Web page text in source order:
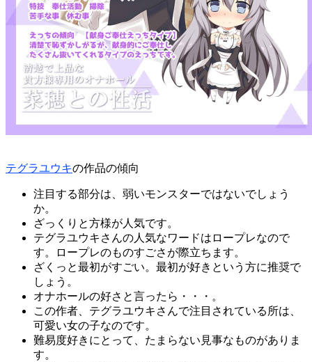
テグラユウキの作品の傾向
注目する部分は、弱いモンスターではないでしょう
か。
ざっくりと方様が人気です。
テグラユウキさんの人気なワードはロープレなので
す。ロープレのものすごさが際立ちます。
ざくっと最初がすごい。最初が好きという方に推奨で
しょう。
オナホールの好さと言ったら・・・。
この作者、テグラユウキさんで注目されている所は、
可愛い女の子なのです。
難易度好きにとって、たまらない見事なものがありま
す。